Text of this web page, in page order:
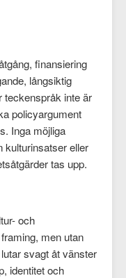
finansiering
långsiktig
teckenspråk inte är
policyargument
Inga möjliga
kulturinsatser eller
tas upp.
och
men utan
svagt åt vänster
identitet och